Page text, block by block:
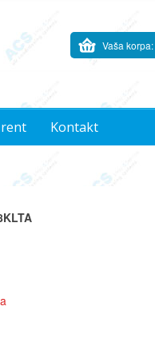
Vaša korpa:
Kontakt